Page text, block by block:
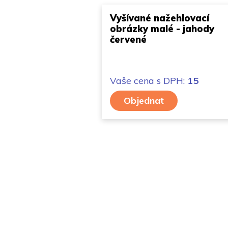
Vyšívané nažehlovací
obrázky malé - jahody
červené
Vaše cena s DPH: 15
Objednat